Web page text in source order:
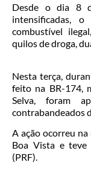
Desde o dia 8
intensificadas,
combustível
quilos de droga,
Nesta terça,
feito na BR-174,
Selva, foram
contrabandeados
A ação ocorreu
Boa Vistae teve
(PRF).